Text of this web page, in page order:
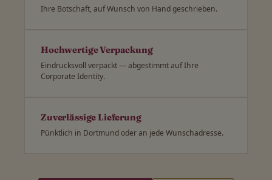
Ihre Botschaft, auf Wunsch von Hand geschrieben.
Hochwertige Verpackung
Eindrucksvoll verpackt — abgestimmt auf Ihre
Corporate Identity.
Zuverlässige Lieferung
Pünktlich in Dortmund oder an jede Wunschadresse.